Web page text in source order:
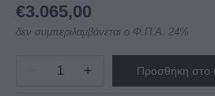
€3.065,00
δεν συμπεριλαμβάνεται ο Φ.Π.Α. 24%
ΒΙΤΡΙΝΑ
+ Προσθήκη στο